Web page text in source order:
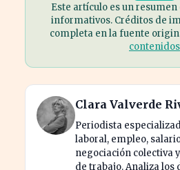
Este artículo es un
informativos. Créditos de
completa en la fuente
contenidos
Clara Valverde
Periodista
laboral, empleo,
negociación colectiva
de trabajo. Analiza los